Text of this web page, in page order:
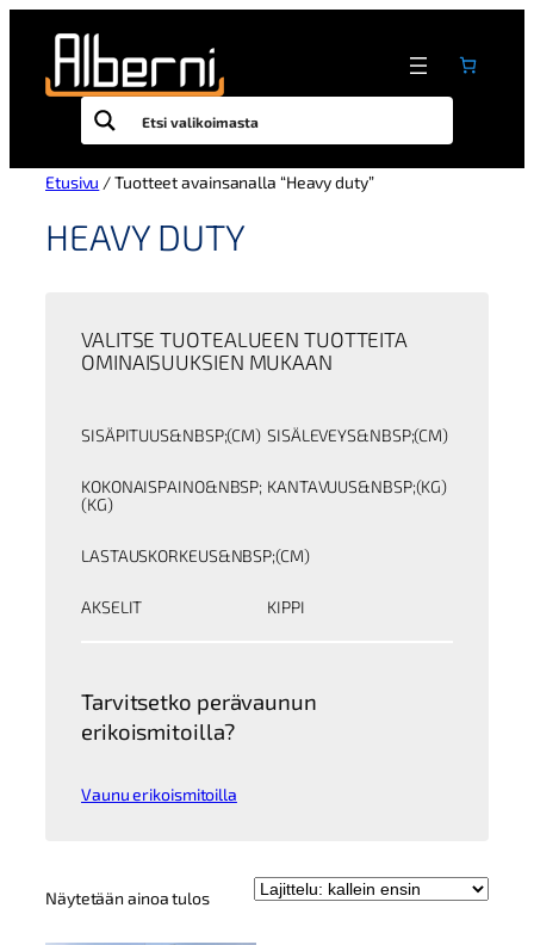
sisältöön
Etusivu / Tuotteet avainsanalla “Heavy duty”
HEAVY DUTY
VALITSE TUOTEALUEEN TUOTTEITA
OMINAISUUKSIEN MUKAAN
SISÄPITUUS&NBSP;(CM) SISÄLEVEYS&NBSP;(CM)
KOKONAISPAINO&NBSP;
(KG)
KANTAVUUS&NBSP;(KG)
LASTAUSKORKEUS&NBSP;(CM)
AKSELIT KIPPI
Tarvitsetko perävaunun
erikoismitoilla?
Vaunu erikoismitoilla
Näytetään ainoa tulos